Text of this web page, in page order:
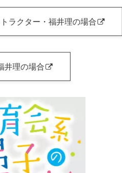
ラクター・福井理の場合
井理の場合